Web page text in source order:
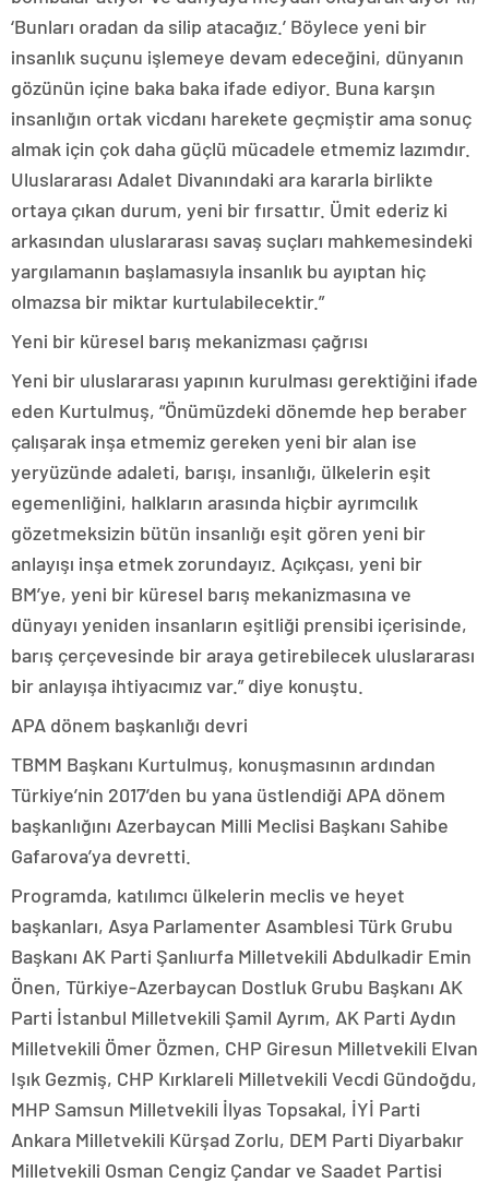
‘Bunları oradan da silip atacağız.’ Böylece yeni bir
insanlık suçunu işlemeye devam edeceğini, dünyanın
gözünün içine baka baka ifade ediyor. Buna karşın
insanlığın ortak vicdanı harekete geçmiştir ama sonuç
almak için çok daha güçlü mücadele etmemiz lazımdır.
Uluslararası Adalet Divanındaki ara kararla birlikte
ortaya çıkan durum, yeni bir fırsattır. Ümit ederiz ki
arkasından uluslararası savaş suçları mahkemesindeki
yargılamanın başlamasıyla insanlık bu ayıptan hiç
olmazsa bir miktar kurtulabilecektir.”
Yeni bir küresel barış mekanizması çağrısı
Yeni bir uluslararası yapının kurulması gerektiğini ifade
eden Kurtulmuş, “Önümüzdeki dönemde hep beraber
çalışarak inşa etmemiz gereken yeni bir alan ise
yeryüzünde adaleti, barışı, insanlığı, ülkelerin eşit
egemenliğini, halkların arasında hiçbir ayrımcılık
gözetmeksizin bütün insanlığı eşit gören yeni bir
anlayışı inşa etmek zorundayız. Açıkçası, yeni bir
BM’ye, yeni bir küresel barış mekanizmasına ve
dünyayı yeniden insanların eşitliği prensibi içerisinde,
barış çerçevesinde bir araya getirebilecek uluslararası
bir anlayışa ihtiyacımız var.” diye konuştu.
APA dönem başkanlığı devri
TBMM Başkanı Kurtulmuş, konuşmasının ardından
Türkiye’nin 2017’den bu yana üstlendiği APA dönem
başkanlığını Azerbaycan Milli Meclisi Başkanı Sahibe
Gafarova’ya devretti.
Programda, katılımcı ülkelerin meclis ve heyet
başkanları, Asya Parlamenter Asamblesi Türk Grubu
Başkanı AK Parti Şanlıurfa Milletvekili Abdulkadir Emin
Önen, Türkiye-Azerbaycan Dostluk Grubu Başkanı AK
Parti İstanbul Milletvekili Şamil Ayrım, AK Parti Aydın
Milletvekili Ömer Özmen, CHP Giresun Milletvekili Elvan
Işık Gezmiş, CHP Kırklareli Milletvekili Vecdi Gündoğdu,
MHP Samsun Milletvekili İlyas Topsakal, İYİ Parti
Ankara Milletvekili Kürşad Zorlu, DEM Parti Diyarbakır
Milletvekili Osman Cengiz Çandar ve Saadet Partisi